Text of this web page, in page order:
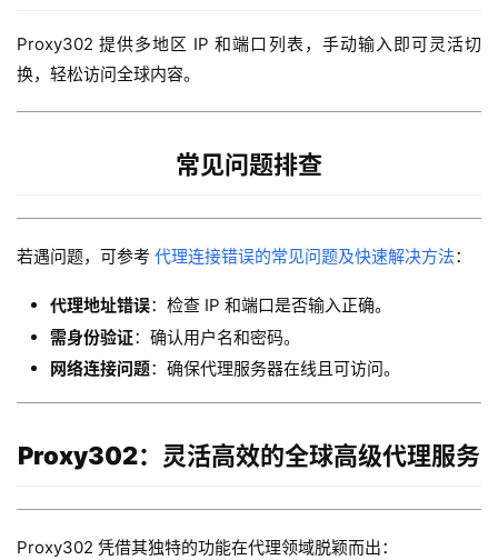
Proxy302 提供多地区 IP 和端口列表，手动输入即可灵活切
换，轻松访问全球内容。
常见问题排查
若遇问题，可参考 代理连接错误的常见问题及快速解决方法：
代理地址错误：检查 IP 和端口是否输入正确。
需身份验证：确认用户名和密码。
网络连接问题：确保代理服务器在线且可访问。
Proxy302：灵活高效的全球高级代理服务
Proxy302 凭借其独特的功能在代理领域脱颖而出：